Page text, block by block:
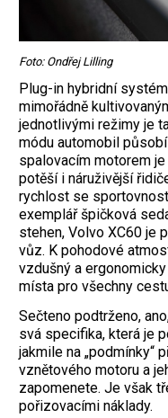
Foto: Ondřej Lilling
Plug-in hybridní
mimořádně
jednotlivými režimy je
módu automobil
spalovacím motorem
potěší i náruživější
rychlost se
exemplář špičková
stehen, Volvo XC60 je
vůz. K pohodové
vzdušný a
místa pro všechny
Sečteno podtrženo,
svá specifika, která je
jakmile na „podmínky“
vznětového motoru a
zapomenete. Je však
pořizovacími náklady.